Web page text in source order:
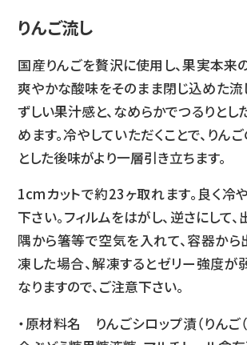
りんご流し
国産りんごを贅沢に使用し、果実本来
爽やかな酸味をそのまま閉じ込めた流
ずしい果汁感と、なめらかでつるりとし
めます。冷やしていただくことで、りん
とした後味がより一層引き立ちます。
1cmカットで約23ヶ取れます。良く冷
下さい。フィルムをはがし、逆さにして
隅から箸等で空気を入れて、容器から
凍した場合、解凍するとゼリー強度が
なりますので、ご注意下さい。
・原材料名 りんごシロップ漬（りんご